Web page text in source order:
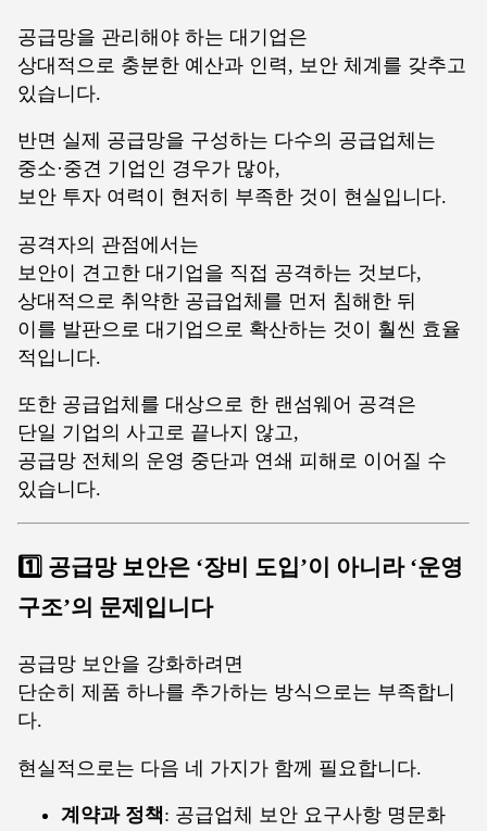
공급망을 관리해야 하는 대기업은
상대적으로 충분한 예산과 인력, 보안 체계를 갖추고
있습니다.
반면 실제 공급망을 구성하는 다수의 공급업체는
중소·중견 기업인 경우가 많아,
보안 투자 여력이 현저히 부족한 것이 현실입니다.
공격자의 관점에서는
보안이 견고한 대기업을 직접 공격하는 것보다,
상대적으로 취약한 공급업체를 먼저 침해한 뒤
이를 발판으로 대기업으로 확산하는 것이 훨씬 효율
적입니다.
또한 공급업체를 대상으로 한 랜섬웨어 공격은
단일 기업의 사고로 끝나지 않고,
공급망 전체의 운영 중단과 연쇄 피해로 이어질 수
있습니다.
1️⃣ 공급망 보안은 ‘장비 도입’이 아니라 ‘운영
구조’의 문제입니다
공급망 보안을 강화하려면
단순히 제품 하나를 추가하는 방식으로는 부족합니
다.
현실적으로는 다음 네 가지가 함께 필요합니다.
계약과 정책: 공급업체 보안 요구사항 명문화